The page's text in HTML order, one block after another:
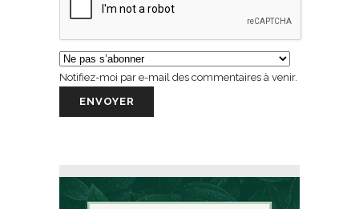
Notifiez-moi par e-mail des commentaires à venir.